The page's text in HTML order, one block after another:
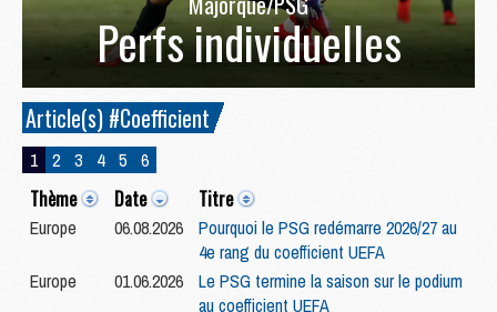
Perfs individuelles
Article(s) #Coefficient
1 2 3 4 5 6
Thème Date Titre
Europe 06.08.2026
Pourquoi le PSG redémarre 2026/27 au
4e rang du coefficient UEFA
Europe
01.06.2026
Le PSG termine la saison sur le podium
au coefficient UEFA